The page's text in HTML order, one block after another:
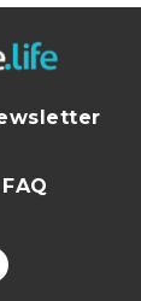
FAQ